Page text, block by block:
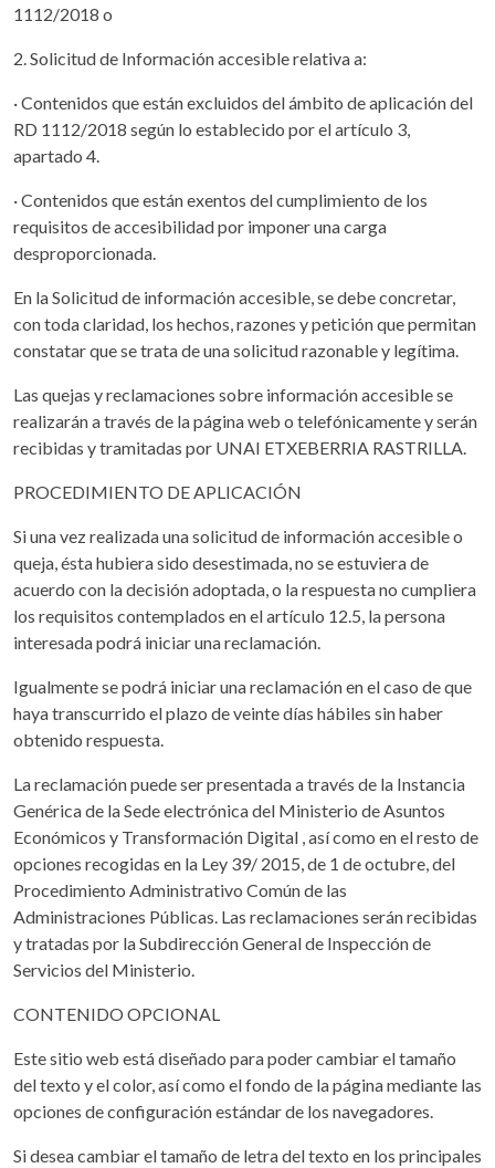
1112/2018 o
2. Solicitud de Información accesible relativa a:
· Contenidos que están excluidos del ámbito de aplicación del
RD 1112/2018 según lo establecido por el artículo 3,
apartado 4.
· Contenidos que están exentos del cumplimiento de los
requisitos de accesibilidad por imponer una carga
desproporcionada.
En la Solicitud de información accesible, se debe concretar,
con toda claridad, los hechos, razones y petición que permitan
constatar que se trata de una solicitud razonable y legítima.
Las quejas y reclamaciones sobre información accesible se
realizarán a través de la página web o telefónicamente y serán
recibidas y tramitadas por UNAI ETXEBERRIA RASTRILLA.
PROCEDIMIENTO DE APLICACIÓN
Si una vez realizada una solicitud de información accesible o
queja, ésta hubiera sido desestimada, no se estuviera de
acuerdo con la decisión adoptada, o la respuesta no cumpliera
los requisitos contemplados en el artículo 12.5, la persona
interesada podrá iniciar una reclamación.
Igualmente se podrá iniciar una reclamación en el caso de que
haya transcurrido el plazo de veinte días hábiles sin haber
obtenido respuesta.
La reclamación puede ser presentada a través de la Instancia
Genérica de la Sede electrónica del Ministerio de Asuntos
Económicos y Transformación Digital , así como en el resto de
opciones recogidas en la Ley 39/ 2015, de 1 de octubre, del
Procedimiento Administrativo Común de las
Administraciones Públicas. Las reclamaciones serán recibidas
y tratadas por la Subdirección General de Inspección de
Servicios del Ministerio.
CONTENIDO OPCIONAL
Este sitio web está diseñado para poder cambiar el tamaño
del texto y el color, así como el fondo de la página mediante las
opciones de configuración estándar de los navegadores.
Si desea cambiar el tamaño de letra del texto en los principales